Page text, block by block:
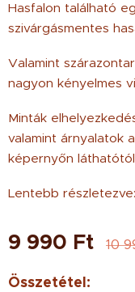
Hasfalon található
szivárgásmentes
Valamint
nagyon kényelmes
Minták
valamint árnyalatok
képernyőn
Lentebb részletezve:
9 990 Ft 10
Összetétel: